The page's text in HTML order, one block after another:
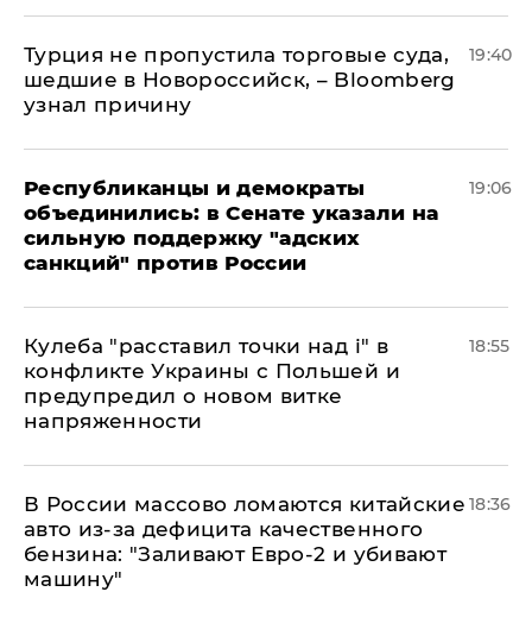
Турция не пропустила торговые суда,
шедшие в Новороссийск, – Bloomberg
узнал причину
19:40
Республиканцы и демократы
объединились: в Сенате указали на
сильную поддержку "адских
санкций" против России
19:06
Кулеба "расставил точки над і" в
конфликте Украины с Польшей и
предупредил о новом витке
напряженности
18:55
В России массово ломаются китайские
авто из-за дефицита качественного
бензина: "Заливают Евро-2 и убивают
машину"
18:36